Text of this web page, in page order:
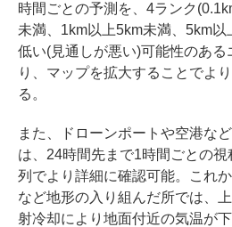
時間ごとの予測を、4ランク
未満、1km以上5km未満、5km
低い(見通しが悪い)可能性のあ
り、マップを拡大することでよ
る。
また、ドローンポートや空港な
は、24時間先まで1時間ごとの
列でより詳細に確認可能。これ
など地形の入り組んだ所では、
射冷却により地面付近の気温が